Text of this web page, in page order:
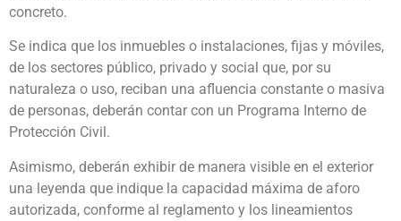
concreto.
Se indica que los inmuebles o instalaciones, fijas y móviles,
de los sectores público, privado y social que, por su
naturaleza o uso, reciban una afluencia constante o masiva
de personas, deberán contar con un Programa Interno de
Protección Civil.
Asimismo, deberán exhibir de manera visible en el exterior
una leyenda que indique la capacidad máxima de aforo
autorizada, conforme al reglamento y los lineamientos